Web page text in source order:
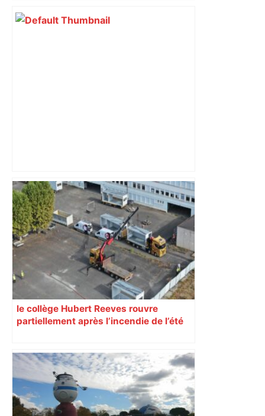
Capilla en bleu ciel pour combien de
temps encore ? Toulouse et l'UBB aux
aguets – Rugbynistere
le collège Hubert Reeves rouvre
partiellement après l’incendie de l’été